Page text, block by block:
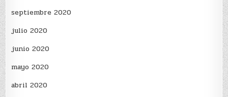
septiembre 2020
julio 2020
junio 2020
mayo 2020
abril 2020